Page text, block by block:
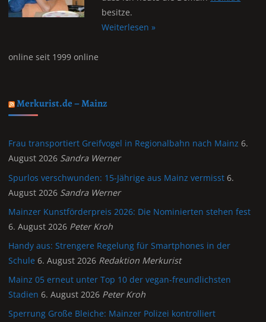
besitze.
Weiterlesen »
online seit 1999 online
Merkurist.de – Mainz
Frau transportiert Greifvogel in Regionalbahn nach Mainz 6.
August 2026 Sandra Werner
Spurlos verschwunden: 15-Jährige aus Mainz vermisst 6.
August 2026 Sandra Werner
Mainzer Kunstförderpreis 2026: Die Nominierten stehen fest
6. August 2026 Peter Kroh
Handy aus: Strengere Regelung für Smartphones in der
Schule 6. August 2026 Redaktion Merkurist
Mainz 05 erneut unter Top 10 der vegan-freundlichsten
Stadien 6. August 2026 Peter Kroh
Sperrung Große Bleiche: Mainzer Polizei kontrolliert